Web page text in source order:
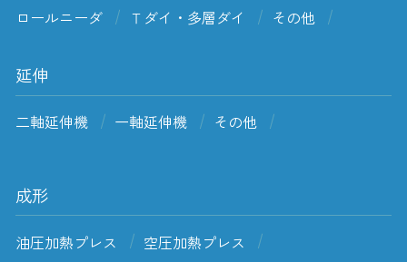
ロールニーダ
Ｔダイ・多層ダイ その他
延伸
二軸延伸機 一軸延伸機 その他
成形
油圧加熱プレス
空圧加熱プレス